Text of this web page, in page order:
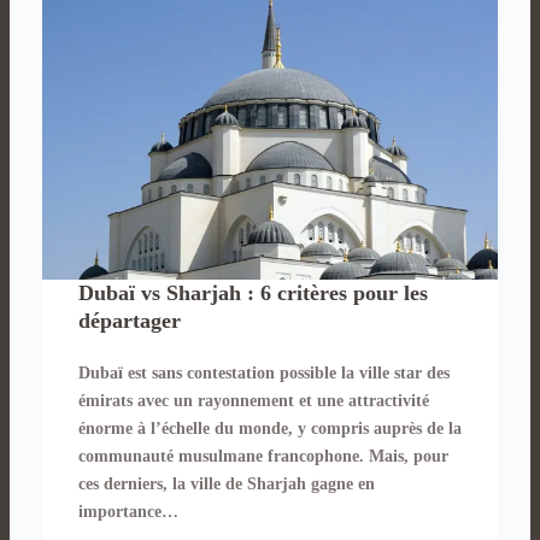
Dubaï vs Sharjah : 6 critères pour les
départager
Dubaï est sans contestation possible la ville star des
émirats avec un rayonnement et une attractivité
énorme à l’échelle du monde, y compris auprès de la
communauté musulmane francophone. Mais, pour
ces derniers, la ville de Sharjah gagne en
importance…